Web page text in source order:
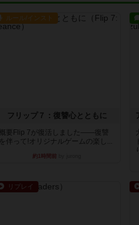
ルール/インスト
フリップ７：復讐心とともに
概要Flip 7が復活しました――復讐
を伴って!オリジナルゲームの楽し...
約1時間前
リプレイ